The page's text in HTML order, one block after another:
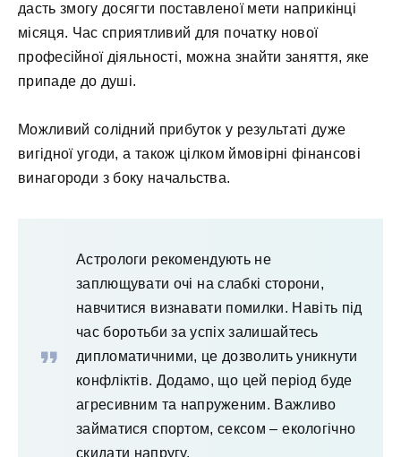
дасть змогу досягти поставленої мети наприкінці
місяця. Час сприятливий для початку нової
професійної діяльності, можна знайти заняття, яке
припаде до душі.
Можливий солідний прибуток у результаті дуже
вигідної угоди, а також цілком ймовірні фінансові
винагороди з боку начальства.
Астрологи рекомендують не
заплющувати очі на слабкі сторони,
навчитися визнавати помилки. Навіть під
час боротьби за успіх залишайтесь
дипломатичними, це дозволить уникнути
конфліктів. Додамо, що цей період буде
агресивним та напруженим. Важливо
займатися спортом, сексом – екологічно
скидати напругу.